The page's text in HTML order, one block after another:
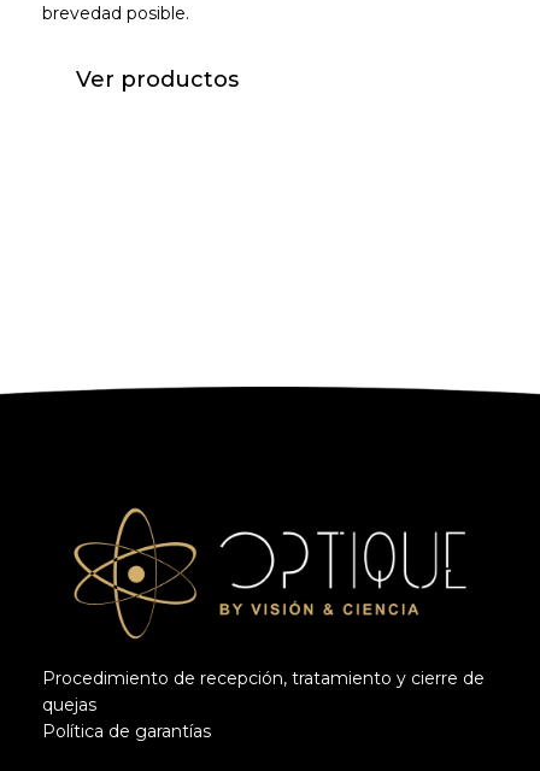
brevedad posible.
Ver productos
Procedimiento de recepción, tratamiento y cierre de
quejas
Política de garantías